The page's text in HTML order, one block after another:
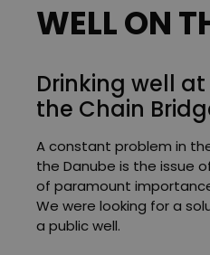
WELL ON
Drinking well
the Chain
A constant problem in
the Danube is the issue
of paramount
We were looking for a
a public well.